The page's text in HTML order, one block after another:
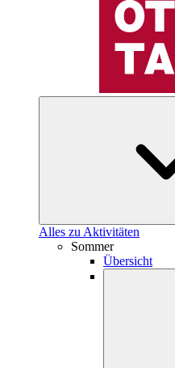
Alles zu Aktivitäten
Sommer
Übersicht